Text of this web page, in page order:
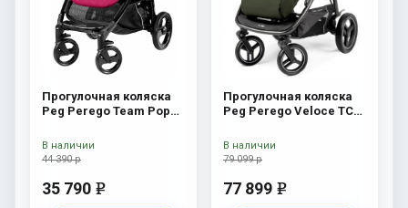
Прогулочная коляска
Peg Perego Team Pop
44 390 р
35 790 e
В наличии
Прогулочная коляска
Peg Perego Veloce TC
Peg Perego Veloce TC
(Green)
79 099 р
77 899 e
В наличии